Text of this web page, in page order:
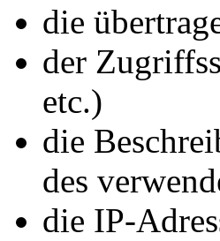
die
der
etc.)
die
des
die IP-